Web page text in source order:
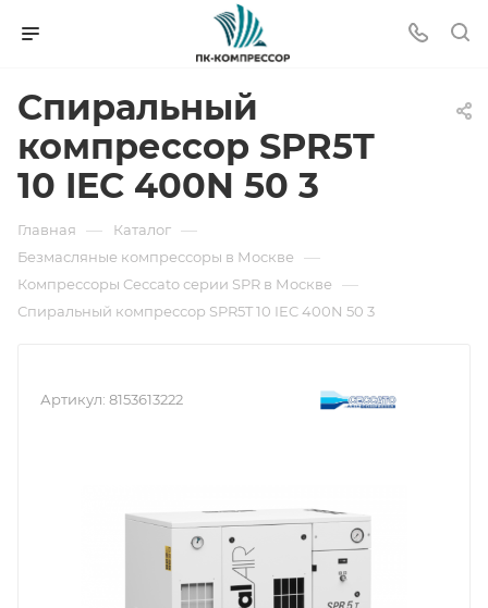
Спиральный
компрессор SPR5T
10 IEC 400N 50 3
Главная — Каталог —
Безмасляные компрессоры в Москве —
Компрессоры Ceccato серии SPR в Москве —
Спиральный компрессор SPR5T 10 IEC 400N 50 3
Артикул: 8153613222